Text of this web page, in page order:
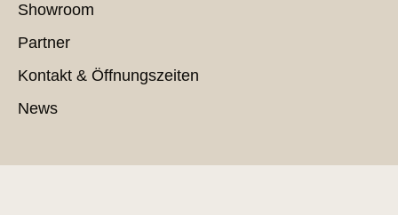
Showroom
Partner
Kontakt & Öffnungszeiten
News